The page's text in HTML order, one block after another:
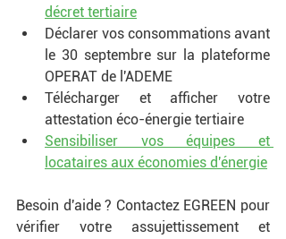
décret tertiaire
Déclarer vos consommations avant
le 30 septembre sur la plateforme
OPERAT de l'ADEME
Télécharger et afficher votre
attestation éco-énergie tertiaire
Sensibiliser vos équipes et
locataires aux économies d'énergie
Besoin d'aide ? Contactez EGREEN pour
vérifier votre assujettissement et